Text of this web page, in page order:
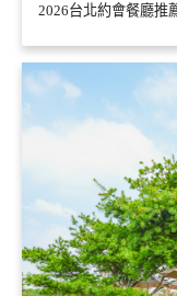
2026台北約會餐廳推